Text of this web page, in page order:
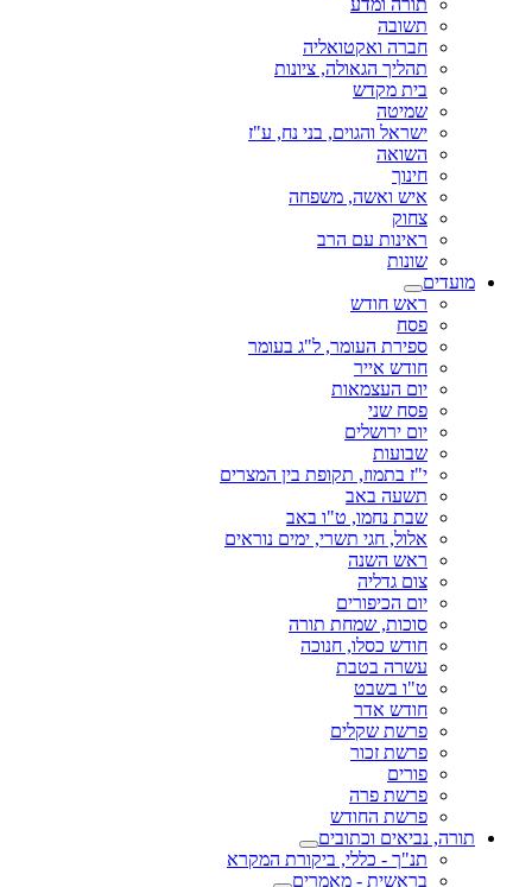
תורה ומדע
תשובה
חברה ואקטואליה
תהליך הגאולה, ציונות
בית מקדש
שמיטה
ישראל והגוים, בני נח, ע"ז
השואה
חינוך
איש ואשה, משפחה
צחוק
ראינות עם הרב
שונות
מועדים
ראש חודש
פסח
ספירת העומר, ל"ג בעומר
חודש אייר
יום העצמאות
פסח שני
יום ירושלים
שבועות
י"ז בתמוז, תקופת בין המצרים
תשעה באב
שבת נחמו, ט"ו באב
אלול, חגי תשרי, ימים נוראים
ראש השנה
צום גדליה
יום הכיפורים
סוכות, שמחת תורה
חודש כסלו, חנוכה
עשרה בטבת
ט"ו בשבט
חודש אדר
פרשת שקלים
פרשת זכור
פורים
פרשת פרה
פרשת החודש
תורה, נביאים וכתובים
תנ"ך - כללי, ביקורת המקרא
בראשית - מאמרים